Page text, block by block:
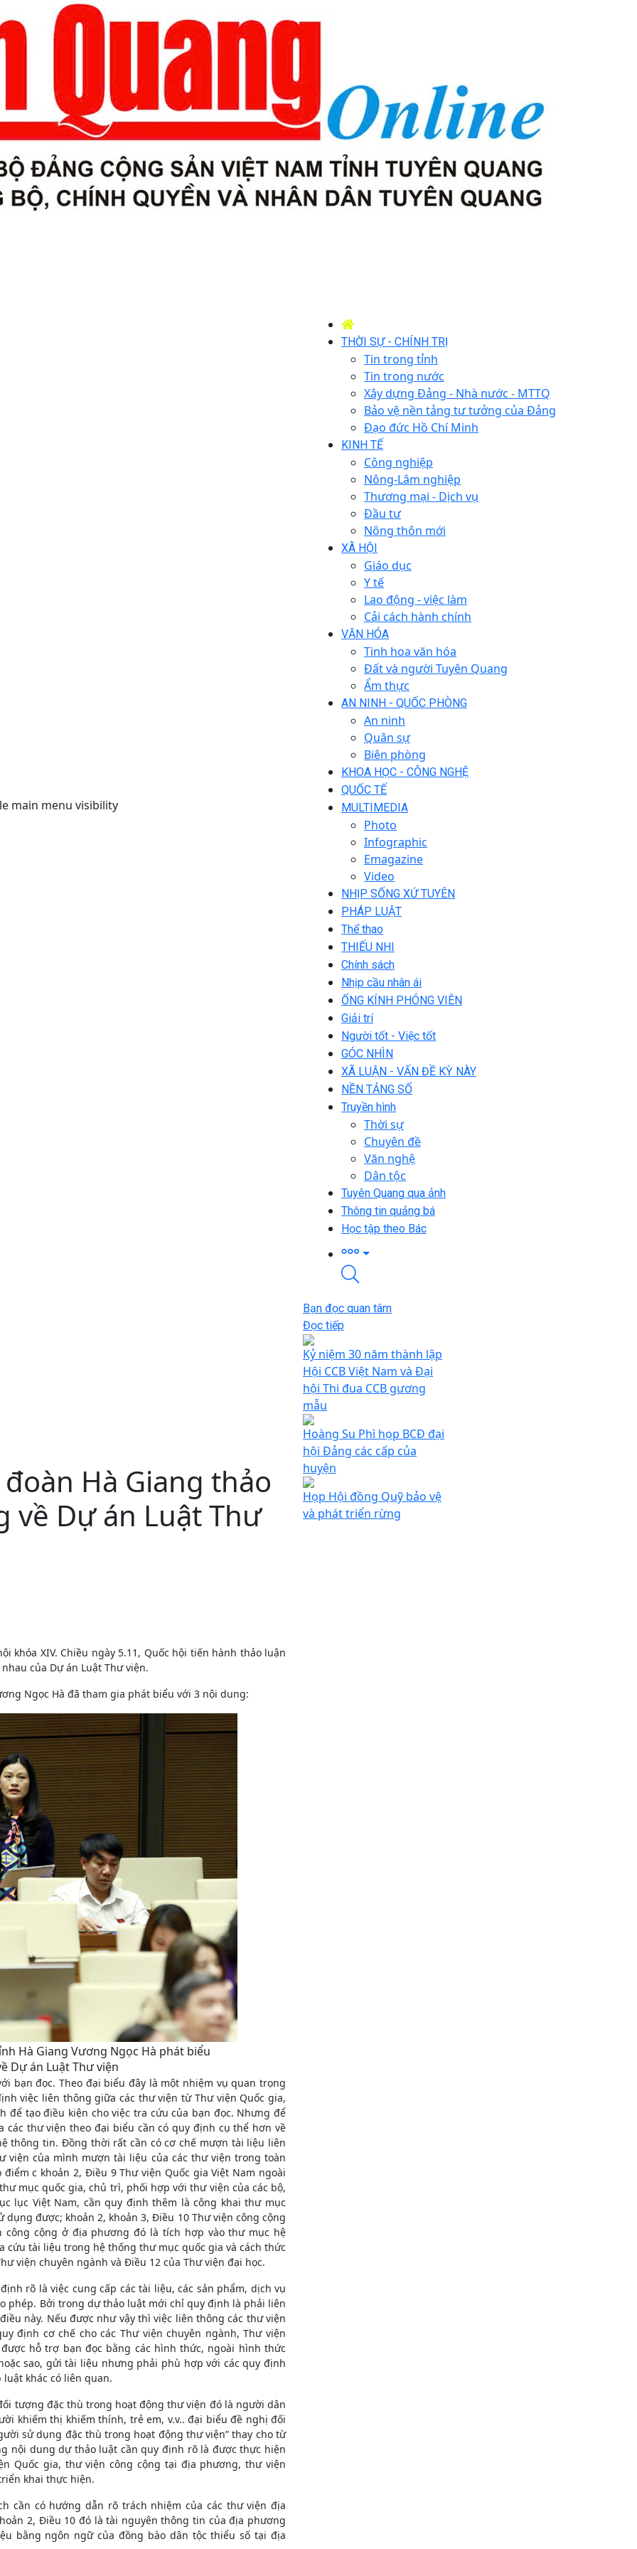
main menu visibility
THỜI SỰ - CHÍNH TRỊ
Tin trong tỉnh
Tin trong nước
Xây dựng Đảng - Nhà nước - MTTQ
Bảo vệ nền tảng tư tưởng của Đảng
Đạo đức Hồ Chí Minh
KINH TẾ
Công nghiệp
Nông-Lâm nghiệp
Thương mại - Dịch vụ
Đầu tư
Nông thôn mới
XÃ HỘI
Giáo dục
Y tế
Lao động - việc làm
Cải cách hành chính
VĂN HÓA
Tinh hoa văn hóa
Đất và người Tuyên Quang
Ẩm thực
AN NINH - QUỐC PHÒNG
An ninh
Quân sự
Biên phòng
KHOA HỌC - CÔNG NGHỆ
QUỐC TẾ
MULTIMEDIA
Photo
Infographic
Emagazine
Video
NHỊP SỐNG XỨ TUYÊN
PHÁP LUẬT
Thể thao
THIẾU NHI
Chính sách
Nhịp cầu nhân ái
ỐNG KÍNH PHÓNG VIÊN
Giải trí
Người tốt - Việc tốt
GÓC NHÌN
XÃ LUẬN - VẤN ĐỀ KỲ NÀY
NỀN TẢNG SỐ
Truyền hình
Thời sự
Chuyên đề
Văn nghệ
Dân tộc
Tuyên Quang qua ảnh
Thông tin quảng bá
Học tập theo Bác
Hà Giang thảo
Dự án Luật Thư
khóa XIV. Chiều ngày 5.11, Quốc hội tiến hành thảo luận
của Dự án Luật Thư viện.
Ngọc Hà đã tham gia phát biểu với 3 nội dung:
Hà Giang Vương Ngọc Hà phát biểu
Dự án Luật Thư viện
bạn đọc. Theo đại biểu đây là một nhiệm vụ quan trọng
việc liên thông giữa các thư viện từ Thư viện Quốc gia,
để tạo điều kiện cho việc tra cứu của bạn đọc. Nhưng để
thư viện theo đại biểu cần có quy định cụ thể hơn về
thông tin. Đồng thời rất cần có cơ chế mượn tài liệu liên
của mình mượn tài liệu của các thư viện trong toàn
c khoản 2, Điều 9 Thư viện Quốc gia Việt Nam ngoài
mục quốc gia, chủ trì, phối hợp với thư viện của các bộ,
lục Việt Nam, cần quy định thêm là công khai thư mục
được; khoản 2, khoản 3, Điều 10 Thư viện công cộng
cộng ở địa phương đó là tích hợp vào thư mục hệ
tài liệu trong hệ thống thư mục quốc gia và cách thức
viện chuyên ngành và Điều 12 của Thư viện đại học.
rõ là việc cung cấp các tài liệu, các sản phẩm, dịch vụ
phép. Bởi trong dự thảo luật mới chỉ quy định là phải liên
này. Nếu được như vậy thì việc liên thông các thư viện
định cơ chế cho các Thư viện chuyên ngành, Thư viện
hỗ trợ bạn đọc bằng các hình thức, ngoài hình thức
sao, gửi tài liệu nhưng phải phù hợp với các quy định
khác có liên quan.
tượng đặc thù trong hoạt động thư viện đó là người dân
khiếm thị khiếm thính, trẻ em, v.v.. đại biểu đề nghị đối
sử dụng đặc thù trong hoạt động thư viện” thay cho từ
nội dung dự thảo luật cần quy định rõ là được thực hiện
Quốc gia, thư viện công cộng tại địa phương, thư viện
khai thực hiện.
cần có hướng dẫn rõ trách nhiệm của các thư viện địa
2, Điều 10 đó là tài nguyên thông tin của địa phương
bằng ngôn ngữ của đồng bào dân tộc thiểu số tại địa
Bạn đọc quan tâm
Đọc tiếp
Kỷ niệm 30 năm thành lập
Hội CCB Việt Nam và Đại
hội Thi đua CCB gương
mẫu
Hoàng Su Phì họp BCĐ đại
hội Đảng các cấp của
huyện
Họp Hội đồng Quỹ bảo vệ
và phát triển rừng